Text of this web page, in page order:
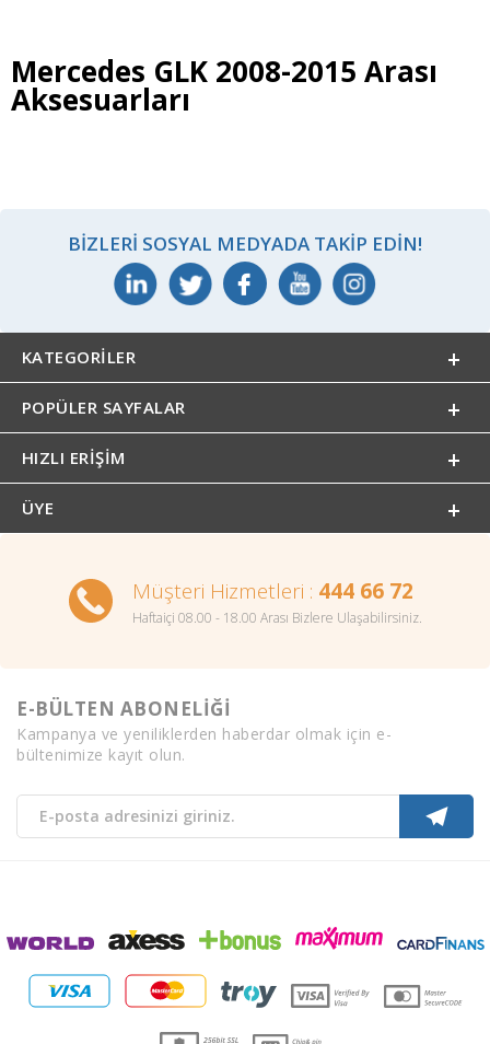
Mercedes GLK 2008-2015 Arası
Aksesuarları
BIZLERI SOSYAL MEDYADA TAKIP EDIN!
KATEGORILER
POPÜLER SAYFALAR
HIZLI ERIŞIM
ÜYE
Müşteri Hizmetleri : 444 66 72
Haftaiçi 08.00 - 18.00 Arası Bizlere Ulaşabilirsiniz.
E-BÜLTEN ABONELİĞİ
Kampanya ve yeniliklerden haberdar olmak için e-
bültenimize kayıt olun.